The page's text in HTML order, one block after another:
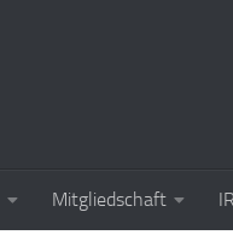
Mitgliedschaft